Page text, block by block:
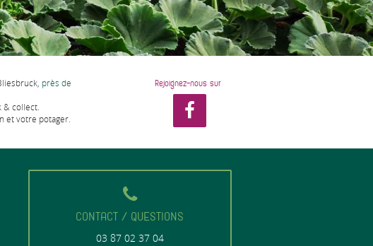
près de
& collect.
et votre potager.
Rejoignez-nous sur
CONTACT / QUESTIONS
03 87 02 37 04